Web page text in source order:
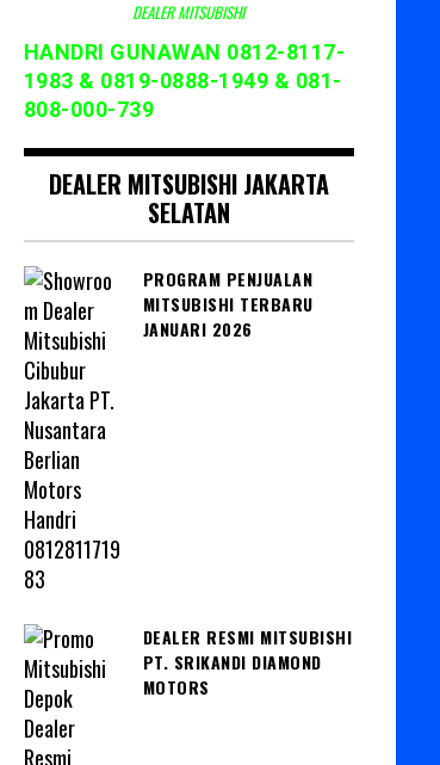
DEALER MITSUBISHI
HANDRI GUNAWAN 0812-8117-
1983 & 0819-0888-1949 & 081-
808-000-739
DEALER MITSUBISHI JAKARTA
SELATAN
PROGRAM PENJUALAN
MITSUBISHI TERBARU
JANUARI 2026
DEALER RESMI MITSUBISHI
PT. SRIKANDI DIAMOND
MOTORS